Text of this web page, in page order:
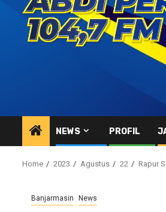
NEWS PROFIL
Home 2023 Agustus 22 Rapur
Banjarmasin News